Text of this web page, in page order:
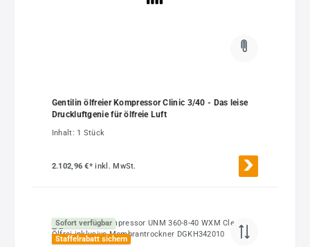
Gentilin ölfreier Kompressor Clinic 3/40 - Das leise
Druckluftgenie für ölfreie Luft
Inhalt: 1 Stück
2.102,96 €*inkl. MwSt.
Sofort verfügbar
Staffelrabatt sichern